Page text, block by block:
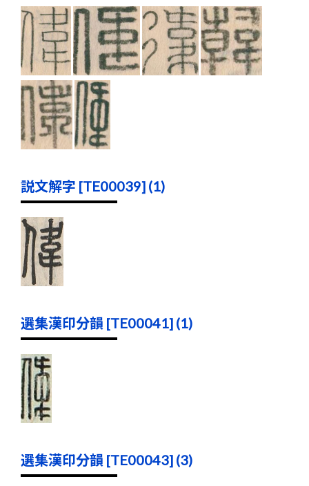
説文解字 [TE00039] (1)
選集漢印分韻 [TE00041] (1)
選集漢印分韻 [TE00043] (3)